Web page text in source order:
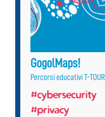
GogolMaps!
Percorsi educativi T-TOUR
#cybersecurity
#privacy